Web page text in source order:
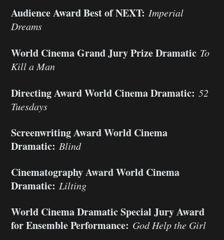
Audience Award Best of NEXT: Imperial
Dreams
World Cinema Grand Jury Prize Dramatic To
Kill a Man
Directing Award World Cinema Dramatic: 52
Tuesdays
Screenwriting Award World Cinema
Dramatic: Blind
Cinematography Award World Cinema
Dramatic: Lilting
World Cinema Dramatic Special Jury Award
for Ensemble Performance: God Help the Girl